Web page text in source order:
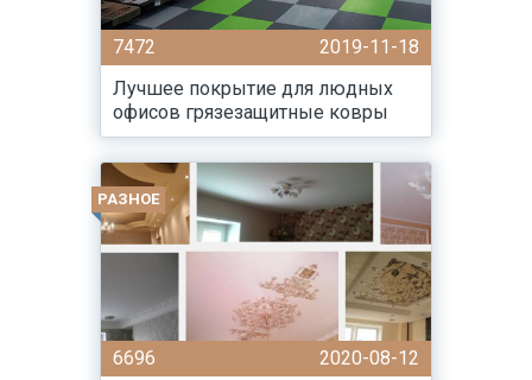
7472
2019-11-18
Лучшее покрытие для людных
офисов грязезащитные ковры
РАЗНОЕ
6696
2020-08-12